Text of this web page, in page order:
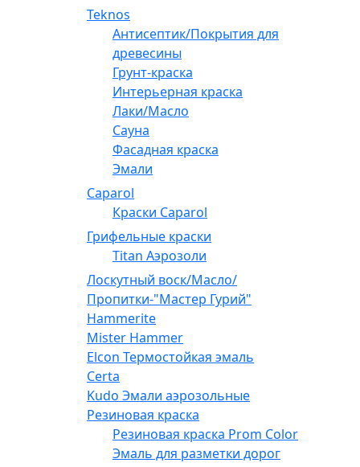
Teknos
Антисептик/Покрытия для
древесины
Грунт-краска
Интерьерная краска
Лаки/Масло
Сауна
Фасадная краска
Эмали
Caparol
Краски Caparol
Грифельные краски
Titan Аэрозоли
Лоскутный воск/Масло/
Пропитки-"Мастер Гурий"
Hammerite
Mister Hammer
Elcon Термостойкая эмаль
Certa
Kudo Эмали аэрозольные
Резиновая краска
Резиновая краска Prom Color
Эмаль для разметки дорог